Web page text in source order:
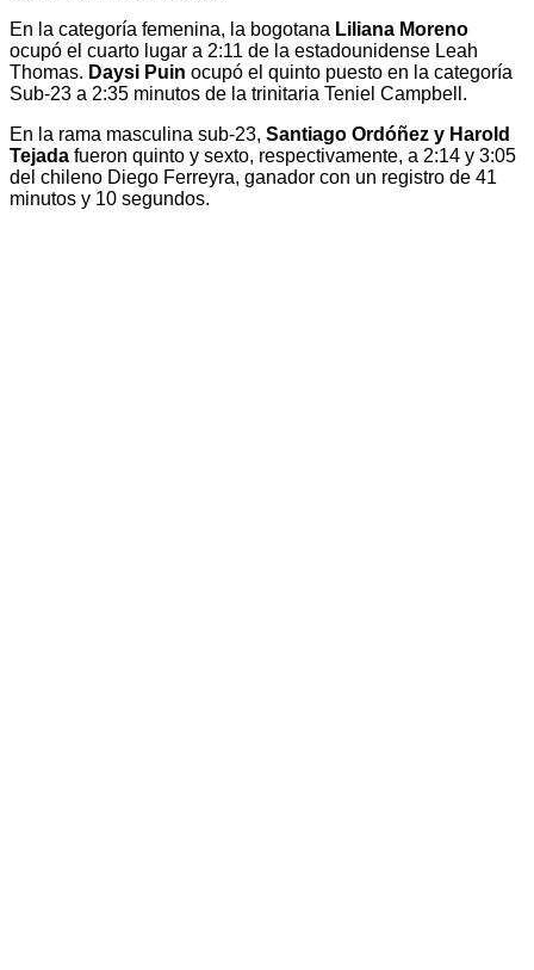
En la categoría femenina, la bogotana Liliana Moreno
ocupó el cuarto lugar a 2:11 de la estadounidense Leah
Thomas. Daysi Puin ocupó el quinto puesto en la categoría
Sub-23 a 2:35 minutos de la trinitaria Teniel Campbell.
En la rama masculina sub-23, Santiago Ordóñez y Harold
Tejada fueron quinto y sexto, respectivamente, a 2:14 y 3:05
del chileno Diego Ferreyra, ganador con un registro de 41
minutos y 10 segundos.